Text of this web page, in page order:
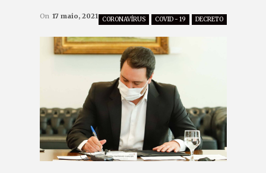
CORONAVÍRUS COVID - 19 DECRETO
On 17 maio, 2021